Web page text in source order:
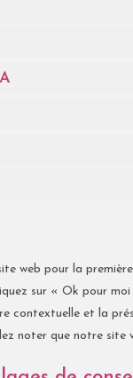
web pour la
sur « Ok pour
contextuelle et la
noter que notre